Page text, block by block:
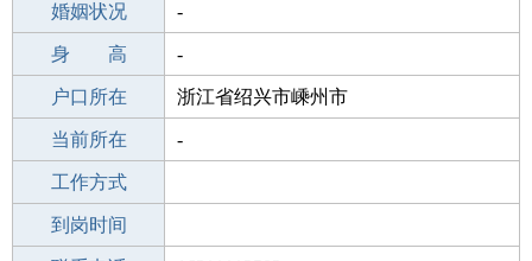
出生年月 1992-06-26
婚姻状况 -
学 历 成人教育
身 高 -
毕业学校 新概念培训
户口所在 浙江省绍兴市嵊州市
所学专业 -
当前所在 -
工作经验
工作方式
驾 照
到岗时间